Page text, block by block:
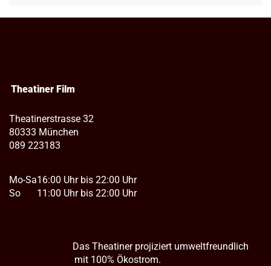
Theatiner Film
Theatinerstrasse 32
80333 München
089 223183
Mo-Sa
So
16:00 Uhr bis 22:00 Uhr
11:00 Uhr bis 22:00 Uhr
Das Theatiner projiziert umweltfreundlich
mit 100% Ökostrom.